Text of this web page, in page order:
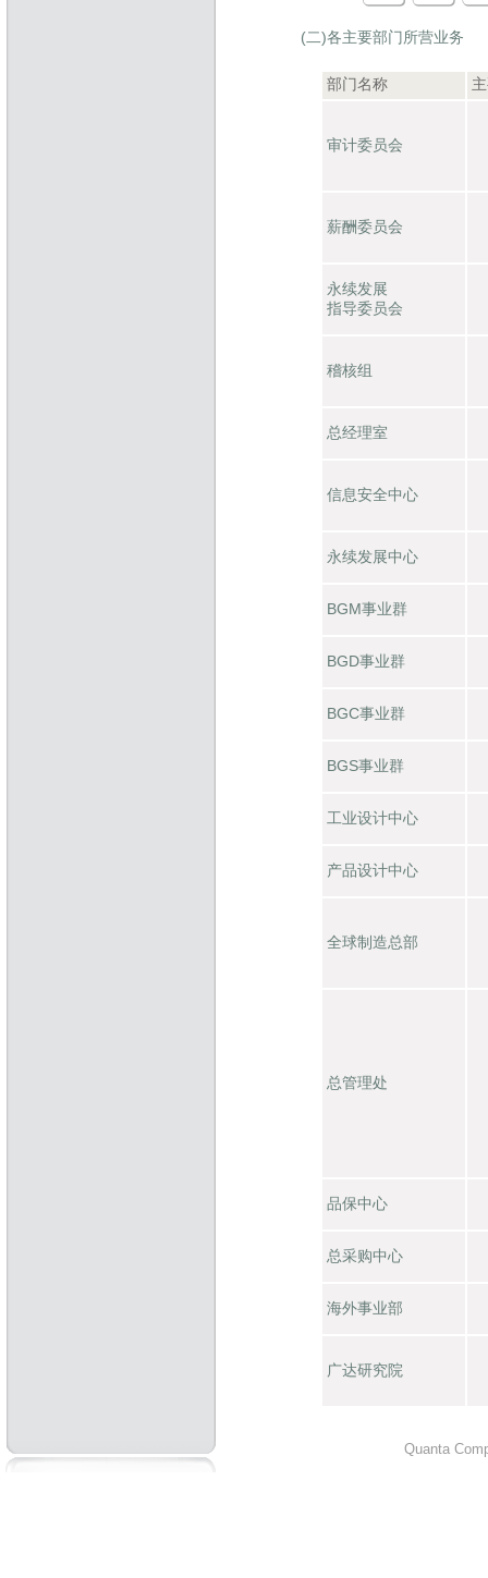
(二)各主要部门所营业务
部门名称
审计委员会
薪酬委员会
永续发展
指导委员会
稽核组
总经理室
信息安全中心
永续发展中心
BGM事业群
BGD事业群
BGC事业群
BGS事业群
工业设计中心
产品设计中心
全球制造总部
总管理处
品保中心
总采购中心
海外事业部
广达研究院
Quanta